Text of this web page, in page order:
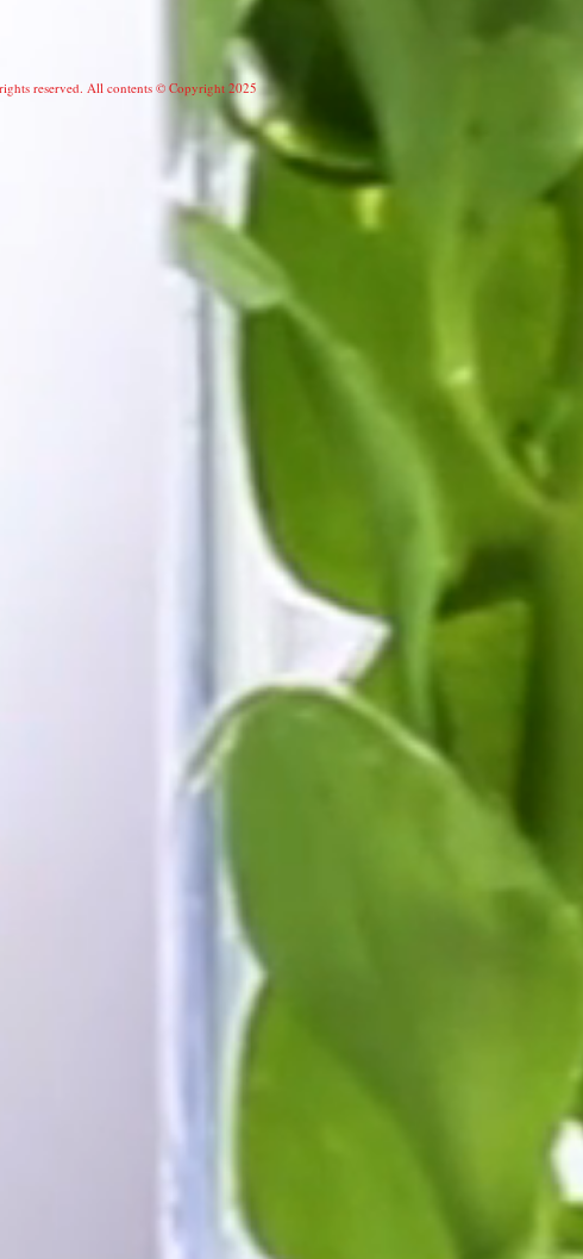
reserved. All contents © Copyright 2025